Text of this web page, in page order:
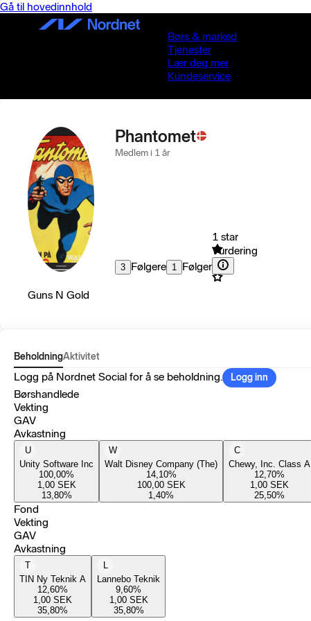
Gå til hovedinnhold
Børs & marked
Tjenester
Lær deg mer
Kundeservice
Phantomet
Medlem i 1 år
3 Følgere 1 Følger
1 star
Vurdering
Guns N Gold
BeholdningAktivitet
Logg på Nordnet Social for å se beholdning. Logg inn
Børshandlede
Vekting
GAV
Avkastning
U
Unity Software Inc
100,00%
1,00 SEK
13,80%
W
Walt Disney Company (The)
14,10%
100,00 SEK
1,40%
C
Chewy, Inc. Class A
12,70%
1,00 SEK
25,50%
Fond
Vekting
GAV
Avkastning
T
TIN Ny Teknik A
12,60%
1,00 SEK
35,80%
L
Lannebo Teknik
9,60%
1,00 SEK
35,80%